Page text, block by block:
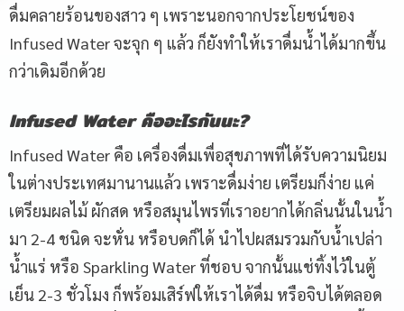
ดื่มคลายร้อนของสาว ๆ เพราะนอกจากประโยชน์ของ
Infused Water จะจุก ๆ แล้ว ก็ยังทำให้เราดื่มน้ำได้มากขึ้น
กว่าเดิมอีกด้วย
Infused Waterคืออะไรกันนะ?
Infused Water คือ เครื่องดื่มเพื่อสุขภาพที่ได้รับความนิยม
ในต่างประเทศมานานแล้ว เพราะดื่มง่าย เตรียมก็ง่าย แค่
เตรียมผลไม้ ผักสด หรือสมุนไพรที่เราอยากได้กลิ่นนั้นในน้ำ
มา 2-4 ชนิด จะหั่น หรือบดก็ได้ นำไปผสมรวมกับน้ำเปล่า
น้ำแร่ หรือ Sparkling Water ที่ชอบ จากนั้นแช่ทิ้งไว้ในตู้
เย็น 2-3 ชั่วโมง ก็พร้อมเสิร์ฟให้เราได้ดื่ม หรือจิบได้ตลอด